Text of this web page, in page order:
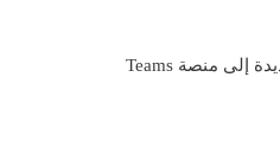
مايكروسوفت : إضافة ميزات جديدة إلى منصة Teams